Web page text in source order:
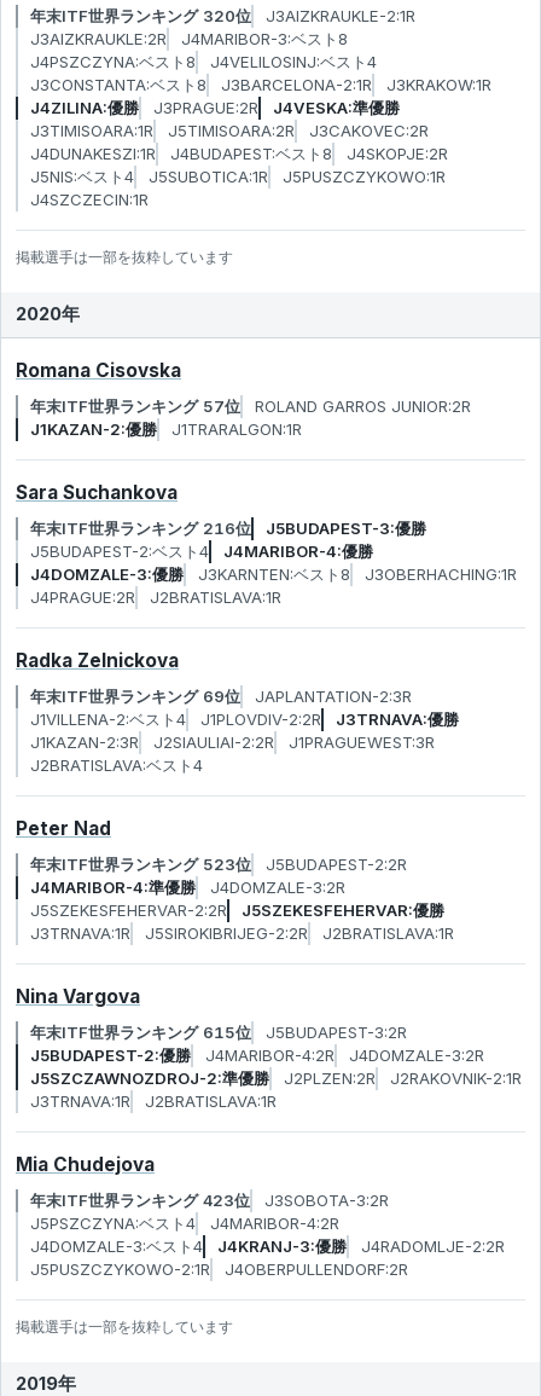
年末ITF世界ランキング 320位
J3AIZKRAUKLE-2:1R
J3AIZKRAUKLE:2R
J4MARIBOR-3:ベスト8
J4PSZCZYNA:ベスト8
J4VELILOSINJ:ベスト4
J3CONSTANTA:ベスト8
J3BARCELONA-2:1R
J3KRAKOW:1R
J4ZILINA:優勝
J3PRAGUE:2R
J4VESKA:準優勝
J3TIMISOARA:1R
J5TIMISOARA:2R
J3CAKOVEC:2R
J4DUNAKESZI:1R
J4BUDAPEST:ベスト8
J4SKOPJE:2R
J5NIS:ベスト4
J5SUBOTICA:1R
J5PUSZCZYKOWO:1R
J4SZCZECIN:1R
掲載選手は一部を抜粋しています
2020年
Romana Cisovska
年末ITF世界ランキング 57位
ROLAND GARROS JUNIOR:2R
J1KAZAN-2:優勝
J1TRARALGON:1R
Sara Suchankova
年末ITF世界ランキング 216位
J5BUDAPEST-3:優勝
J5BUDAPEST-2:ベスト4
J4MARIBOR-4:優勝
J4DOMZALE-3:優勝
J3KARNTEN:ベスト8
J3OBERHACHING:1R
J4PRAGUE:2R
J2BRATISLAVA:1R
Radka Zelnickova
年末ITF世界ランキング 69位
JAPLANTATION-2:3R
J1VILLENA-2:ベスト4
J1PLOVDIV-2:2R
J3TRNAVA:優勝
J1KAZAN-2:3R
J2SIAULIAI-2:2R
J1PRAGUEWEST:3R
J2BRATISLAVA:ベスト4
Peter Nad
年末ITF世界ランキング 523位
J5BUDAPEST-2:2R
J4MARIBOR-4:準優勝
J4DOMZALE-3:2R
J5SZEKESFEHERVAR-2:2R
J5SZEKESFEHERVAR:優勝
J3TRNAVA:1R
J5SIROKIBRIJEG-2:2R J2BRATISLAVA:1R
Nina Vargova
年末ITF世界ランキング 615位
J5BUDAPEST-3:2R
J5BUDAPEST-2:優勝
J4MARIBOR-4:2R
J4DOMZALE-3:2R
J5SZCZAWNOZDROJ-2:準優勝
J2PLZEN:2R
J2RAKOVNIK-2:1R
J3TRNAVA:1R
J2BRATISLAVA:1R
Mia Chudejova
年末ITF世界ランキング 423位
J3SOBOTA-3:2R
J5PSZCZYNA:ベスト4
J4MARIBOR-4:2R
J4DOMZALE-3:ベスト4
J4KRANJ-3:優勝
J4RADOMLJE-2:2R
J5PUSZCZYKOWO-2:1R
J4OBERPULLENDORF:2R
掲載選手は一部を抜粋しています
2019年